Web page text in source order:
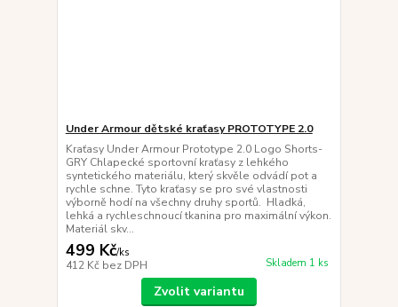
Under Armour dětské kraťasy PROTOTYPE 2.0
Kraťasy Under Armour Prototype 2.0 Logo Shorts-
GRY Chlapecké sportovní kraťasy z lehkého
syntetického materiálu, který skvěle odvádí pot a
rychle schne. Tyto kraťasy se pro své vlastnosti
výborně hodí na všechny druhy sportů. Hladká,
lehká a rychleschnoucí tkanina pro maximální výkon.
Materiál skv...
499 Kč/ks
412 Kč bez DPH Skladem 1 ks
Zvolit variantu